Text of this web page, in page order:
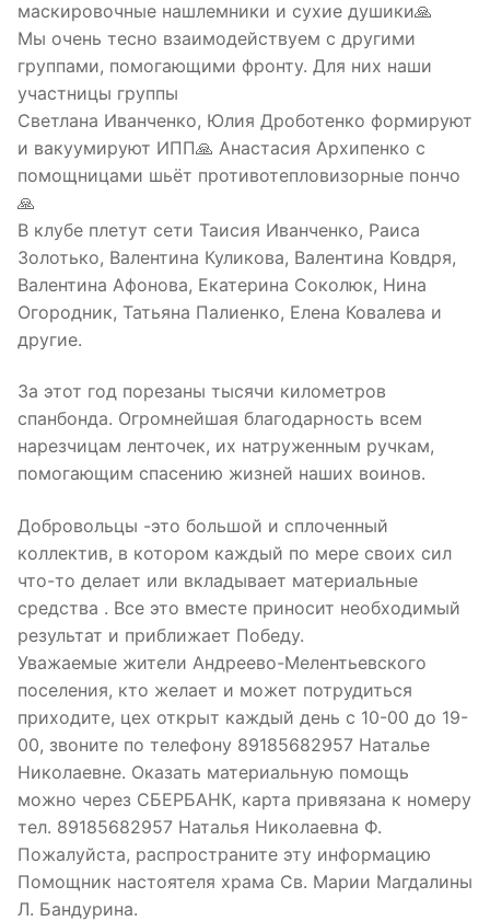
маскировочные нашлемники и сухие душики🙏
Мы очень тесно взаимодействуем с другими
группами, помогающими фронту. Для них наши
участницы группы
Светлана Иванченко, Юлия Дроботенко формируют
и вакуумируют ИПП🙏 Анастасия Архипенко с
помощницами шьёт противотепловизорные пончо
🙏
В клубе плетут сети Таисия Иванченко, Раиса
Золотько, Валентина Куликова, Валентина Ковдря,
Валентина Афонова, Екатерина Соколюк, Нина
Огородник, Татьяна Палиенко, Елена Ковалева и
другие.
За этот год порезаны тысячи километров
спанбонда. Огромнейшая благодарность всем
нарезчицам ленточек, их натруженным ручкам,
помогающим спасению жизней наших воинов.
Добровольцы -это большой и сплоченный
коллектив, в котором каждый по мере своих сил
что-то делает или вкладывает материальные
средства . Все это вместе приносит необходимый
результат и приближает Победу.
Уважаемые жители Андреево-Мелентьевского
поселения, кто желает и может потрудиться
приходите, цех открыт каждый день с 10-00 до 19-
00, звоните по телефону 89185682957 Наталье
Николаевне. Оказать материальную помощь
можно через СБЕРБАНК, карта привязана к номеру
тел. 89185682957 Наталья Николаевна Ф.
Пожалуйста, распространите эту информацию
Помощник настоятеля храма Св. Марии Магдалины
Л. Бандурина.